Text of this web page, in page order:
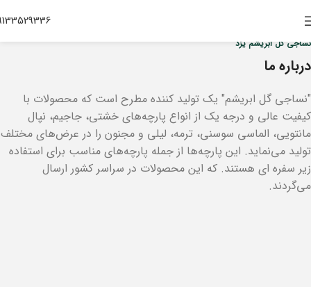
نساجی گل ابریشم یزد
درباره ما
"نساجی گل ابریشم" یک تولید کننده مطرح است که محصولات با
کیفیت عالی و درجه یک از انواع پارچه‌های خشتی، جاجیم، نپال
مانتویی، الماسی سوسنی، ترمه، لیلی و مجنون را در عرض‌های مختلف
تولید می‌نماید. این پارچه‌ها از جمله پارچه‌های مناسب برای استفاده
زیر سفره ای هستند. که این محصولات در سراسر کشور ارسال
می‌گردند.